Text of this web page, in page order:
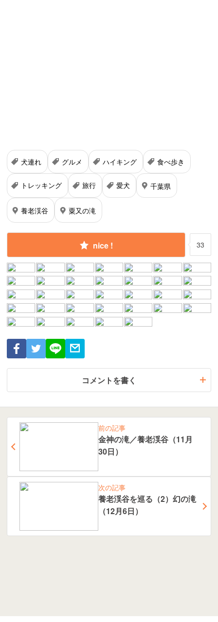
犬連れ グルメ ハイキング 食べ歩き
トレッキング 旅行 愛犬 千葉県
養老渓谷 粟又の滝
nice ! 33
コメントを書く
前の記事
金神の滝／養老渓谷（11月
30日）
次の記事
養老渓谷を巡る（2）幻の滝
（12月6日）